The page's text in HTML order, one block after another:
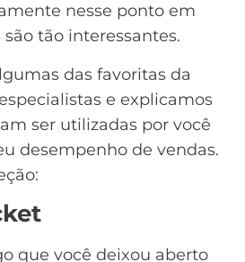
nesse ponto em
tão interessantes.
das favoritas da
e explicamos
ser utilizadas por você
desempenho de vendas.
que você deixou aberto